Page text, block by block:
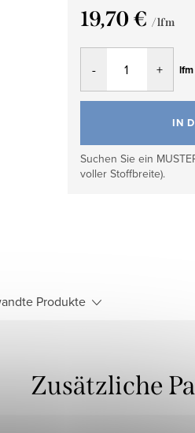
19,70 € / lfm
Verkaufspreis:
lfm
IN
Suchen Sie ein
voller Stoffbreite).
Produkte
Zusätzliche